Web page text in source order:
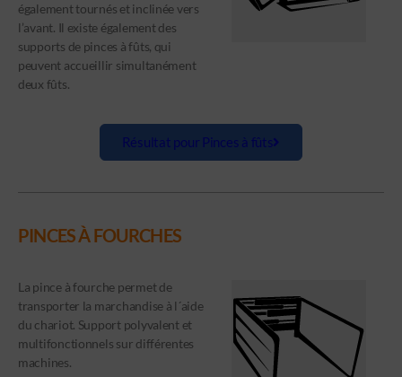
également tournés et inclinée vers
l’avant. Il existe également des
supports de pinces à fûts, qui
peuvent accueillir simultanément
deux fûts.
Résultat pour Pinces à fûts
PINCES À FOURCHES
La pince à fourche permet de
transporter la marchandise à l´aide
du chariot. Support polyvalent et
multifonctionnels sur différentes
machines.